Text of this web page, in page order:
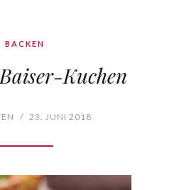
BACKEN
Kuchen
/ 23. JUNI 2018